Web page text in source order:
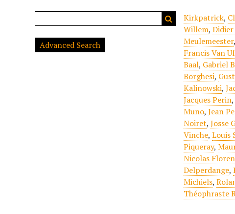
Advanced Search
Kirkpatrick,
Willem,
Meulemeester
Francis Van
Baal, Gabriel
Borghesi,
Kalinowski,
Jacques Perin
Muno,Jean
Noiret,Josse
Vinche,Louis
Piqueray,
Nicolas
Delperdange,
Michiels,
Théophraste